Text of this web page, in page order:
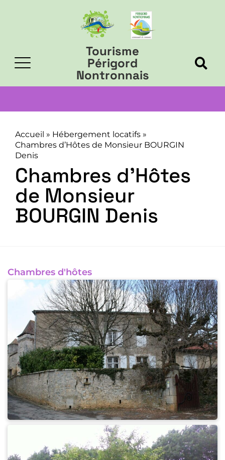
Tourisme
Périgord
Nontronnais
Accueil » Hébergement locatifs »
Chambres d’Hôtes de Monsieur BOURGIN
Denis
Chambres d’Hôtes
de Monsieur
BOURGIN Denis
Chambres d'hôtes